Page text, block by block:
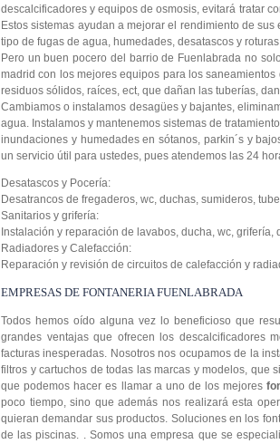
descalcificadores y equipos de osmosis, evitará tratar
Estos sistemas ayudan a mejorar el rendimiento de
tipo de fugas de agua, humedades, desatascos y
Pero un buen pocero del barrio de Fuenlabrada no
madrid con los mejores equipos para los
residuos sólidos, raíces, ect, que dañan las tuberías,
Cambiamos o instalamos desagües y bajantes,
agua. Instalamos y mantenemos sistemas de
inundaciones y humedades en sótanos, parkin´s y
un servicio útil para ustedes, pues atendemos las 24
Desatascos y Pocería:
Desatrancos de fregaderos, wc, duchas, sumideros,
Sanitarios y grifería:
Instalación y reparación de lavabos, ducha, wc,
Radiadores y Calefacción:
Reparación y revisión de circuitos de calefacción y
EMPRESAS DE FONTANERIA FUENLABRADA
Todos hemos oído alguna vez lo beneficioso que
grandes ventajas que ofrecen los descalcificadores
facturas inesperadas. Nosotros nos ocupamos de la
filtros y cartuchos de todas las marcas y modelos, que
que podemos hacer es llamar a uno de los mejores
poco tiempo, sino que además nos realizará esta
quieran demandar sus productos. Soluciones en los
de las piscinas. . Somos una empresa que se